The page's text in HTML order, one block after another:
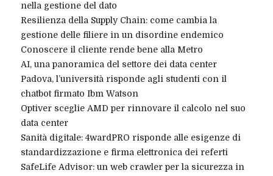
nella gestione del dato
Resilienza della Supply Chain: come cambia la
gestione delle filiere in un disordine endemico
Conoscere il cliente rende bene alla Metro
AI, una panoramica del settore dei data center
Padova, l’università risponde agli studenti con il
chatbot firmato Ibm Watson
Optiver sceglie AMD per rinnovare il calcolo nel suo
data center
Sanità digitale: 4wardPRO risponde alle esigenze di
standardizzazione e firma elettronica dei referti
SafeLife Advisor: un web crawler per la sicurezza in